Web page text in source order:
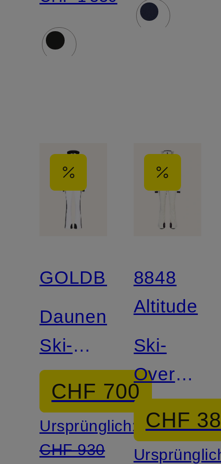
GOLDBERGH
Daunen-
Ski-
Overall
PARRY
CHF 700
Ursprünglich:
CHF 930
8848
Altitude
Ski-
Overall
BELLE
CHF